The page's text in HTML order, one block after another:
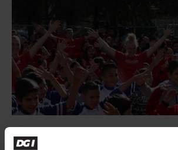
Vores vision og mission